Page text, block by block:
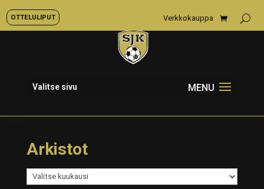
OTTELULIPUT Verkkokauppa
Valitse sivu
Arkistot
Arkistot